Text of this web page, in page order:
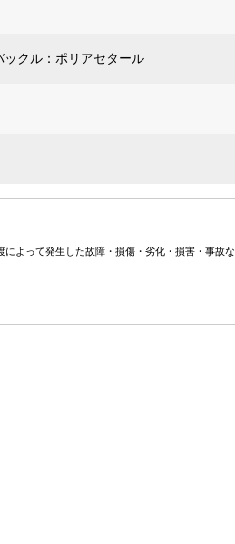
クル：ポリアセタール
よって発生した故障・損傷・劣化・損害・事故